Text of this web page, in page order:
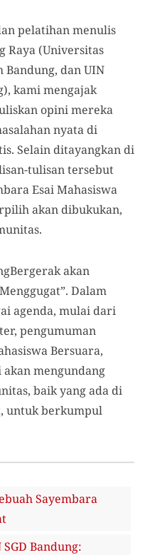
pelatihan menulis
Raya (Universitas
dan UIN
kami mengajak
opini mereka
nyata di
Selain ditayangkan di
tulisan tersebut
Esai Mahasiswa
akan dibukukan,
akan
Dalam
agenda, mulai dari
pengumuman
Bersuara,
mengundang
baik yang ada di
untuk berkumpul
Sayembara
Bandung: